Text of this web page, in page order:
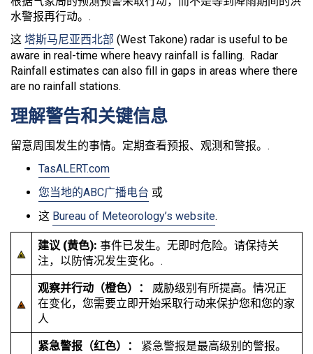
水警报再行动。.
这 塔斯马尼亚西北部 (West Takone) radar is useful to be
aware in real-time where heavy rainfall is falling. Radar
Rainfall estimates can also fill in gaps in areas where there
are no rainfall stations.
理解警告和关键信息
留意周围发生的事情。定期查看预报、观测和警报。.
TasALERT.com
您当地的ABC广播电台 或
这 Bureau of Meteorology’s website.
建议 (黄色): 事件已发生。无即时危险。请保持关
注，以防情况发生变化。.
观察并行动（橙色）：
威胁级别有所提高。情况正
在变化，您需要立即开始采取行动来保护您和您的家
人
紧急警报（红色）：
紧急警报是最高级别的警报。